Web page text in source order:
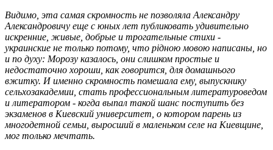
Видимо, эта самая скромность не позволяла Александру
Александровичу еще с юных лет публиковать удивительно
искренние, живые, добрые и трогательные стихи -
украинские не то­ль­ко потому, что рід­ною мовою напи­саны, но
и по духу: Морозу казалось, они слишком простые и
недостаточно хороши, как говорится, для домашнього
вжитку. И именно скромность помешала ему, выпускнику
сельхозакадемии, стать профессиональным литературоведом
и литератором - когда выпал такой шанс поступить без
экзаменов в Киевс­кий университет, о котором парень из
многодетной семьи, выросший в маленьком селе на Киевщине,
мог только мечтать.